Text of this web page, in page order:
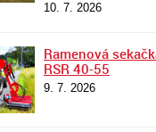
10. 7. 2026
Ramenová
RSR 40-55
9. 7. 2026